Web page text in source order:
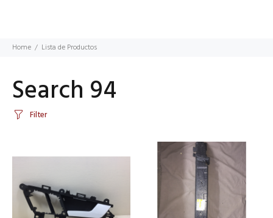
Home Lista de Productos
Search 94
Filter